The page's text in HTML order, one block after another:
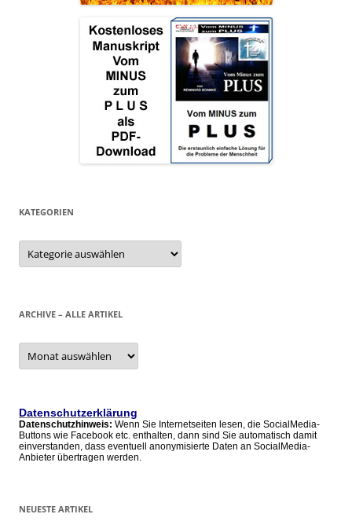
KATEGORIEN
Kategorien
ARCHIVE – ALLE ARTIKEL
Archive
alle
Datenschutzerklärung
Datenschutzhinweis: Wenn Sie Internetseiten lesen, die SocialMedia-
Buttons wie Facebook etc. enthalten, dann sind Sie automatisch damit
einverstanden, dass eventuell anonymisierte Daten an SocialMedia-
Anbieter übertragen werden.
NEUESTE ARTIKEL